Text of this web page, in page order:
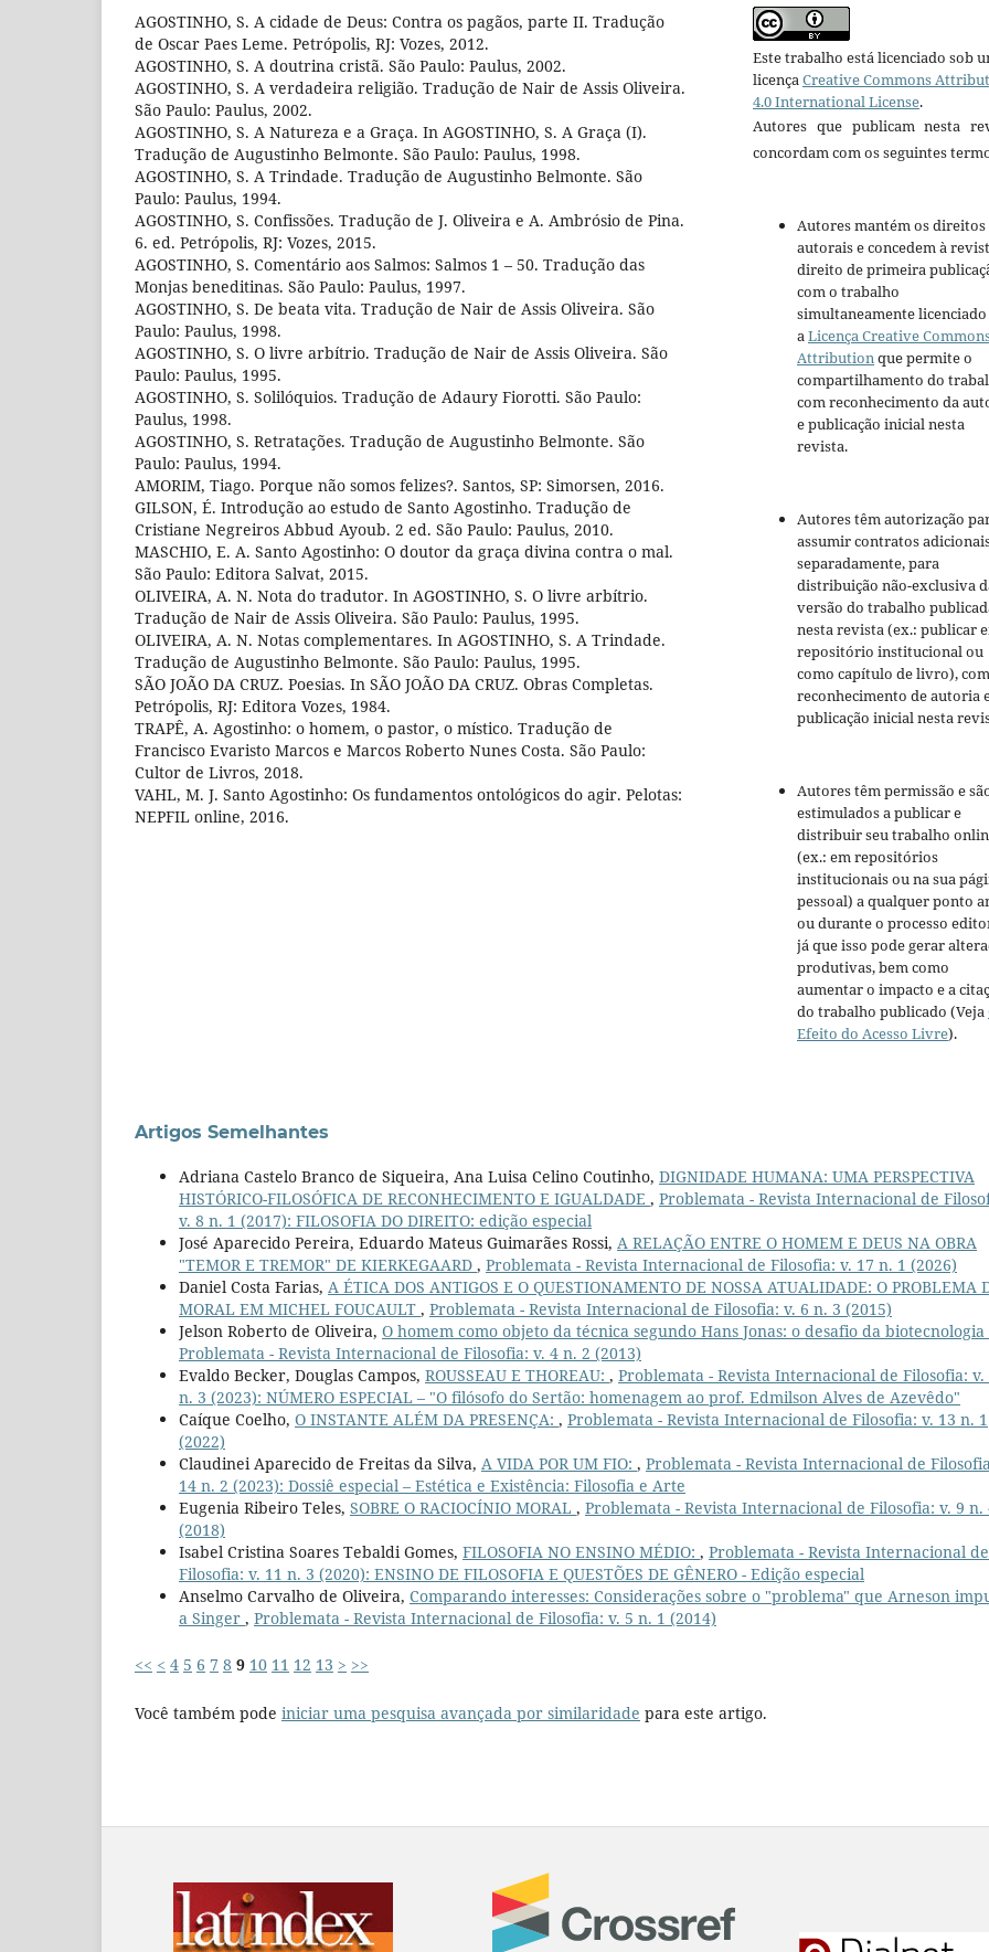
AGOSTINHO, S. A cidade de Deus: Contra os pagãos, parte II. Tradução
de Oscar Paes Leme. Petrópolis, RJ: Vozes, 2012.
AGOSTINHO, S. A doutrina cristã. São Paulo: Paulus, 2002.
AGOSTINHO, S. A verdadeira religião. Tradução de Nair de Assis Oliveira.
São Paulo: Paulus, 2002.
AGOSTINHO, S. A Natureza e a Graça. In AGOSTINHO, S. A Graça (I).
Tradução de Augustinho Belmonte. São Paulo: Paulus, 1998.
AGOSTINHO, S. A Trindade. Tradução de Augustinho Belmonte. São
Paulo: Paulus, 1994.
AGOSTINHO, S. Confissões. Tradução de J. Oliveira e A. Ambrósio de Pina.
6. ed. Petrópolis, RJ: Vozes, 2015.
AGOSTINHO, S. Comentário aos Salmos: Salmos 1 – 50. Tradução das
Monjas beneditinas. São Paulo: Paulus, 1997.
AGOSTINHO, S. De beata vita. Tradução de Nair de Assis Oliveira. São
Paulo: Paulus, 1998.
AGOSTINHO, S. O livre arbítrio. Tradução de Nair de Assis Oliveira. São
Paulo: Paulus, 1995.
AGOSTINHO, S. Solilóquios. Tradução de Adaury Fiorotti. São Paulo:
Paulus, 1998.
AGOSTINHO, S. Retratações. Tradução de Augustinho Belmonte. São
Paulo: Paulus, 1994.
AMORIM, Tiago. Porque não somos felizes?. Santos, SP: Simorsen, 2016.
GILSON, É. Introdução ao estudo de Santo Agostinho. Tradução de
Cristiane Negreiros Abbud Ayoub. 2 ed. São Paulo: Paulus, 2010.
MASCHIO, E. A. Santo Agostinho: O doutor da graça divina contra o mal.
São Paulo: Editora Salvat, 2015.
OLIVEIRA, A. N. Nota do tradutor. In AGOSTINHO, S. O livre arbítrio.
Tradução de Nair de Assis Oliveira. São Paulo: Paulus, 1995.
OLIVEIRA, A. N. Notas complementares. In AGOSTINHO, S. A Trindade.
Tradução de Augustinho Belmonte. São Paulo: Paulus, 1995.
SÃO JOÃO DA CRUZ. Poesias. In SÃO JOÃO DA CRUZ. Obras Completas.
Petrópolis, RJ: Editora Vozes, 1984.
TRAPÊ, A. Agostinho: o homem, o pastor, o místico. Tradução de
Francisco Evaristo Marcos e Marcos Roberto Nunes Costa. São Paulo:
Cultor de Livros, 2018.
VAHL, M. J. Santo Agostinho: Os fundamentos ontológicos do agir. Pelotas:
NEPFIL online, 2016.
Este trabalho está licenciado sob
licençaCreative Commons
4.0 International License.
Autores que publicam nesta
concordam com os seguintes
Autores mantém os direitos
autorais e concedem à
direito de primeira
com o trabalho
simultaneamente
aLicença Creative
Attributionque permite o
compartilhamento do
com reconhecimento da
e publicação inicial nesta
revista.
Autores têm autorização
assumir contratos
separadamente, para
distribuição não-exclusiva
versão do trabalho
nesta revista (ex.: publicar
repositório institucional ou
como capítulo de livro), com
reconhecimento de autoria
publicação inicial nesta
Autores têm permissão e
estimulados a publicar e
distribuir seu trabalho
(ex.: em repositórios
institucionais ou na sua
pessoal) a qualquer ponto
ou durante o processo
já que isso pode gerar
produtivas, bem como
aumentar o impacto e a
do trabalho publicado (Veja
Efeito do Acesso Livre).
Artigos Semelhantes
Adriana Castelo Branco de Siqueira, Ana Luisa Celino Coutinho, DIGNIDADE HUMANA: UMA PERSPECTIVA
HISTÓRICO-FILOSÓFICA DE RECONHECIMENTO E IGUALDADE , Problemata - Revista Internacional de
v. 8 n. 1 (2017): FILOSOFIA DO DIREITO: edição especial
José Aparecido Pereira, Eduardo Mateus Guimarães Rossi, A RELAÇÃO ENTRE O HOMEM E DEUS NA OBRA
"TEMOR E TREMOR" DE KIERKEGAARD , Problemata - Revista Internacional de Filosofia: v. 17 n. 1 (2026)
Daniel Costa Farias, A ÉTICA DOS ANTIGOS E O QUESTIONAMENTO DE NOSSA ATUALIDADE: O PROBLEMA
MORAL EM MICHEL FOUCAULT , Problemata - Revista Internacional de Filosofia: v. 6 n. 3 (2015)
Jelson Roberto de Oliveira, O homem como objeto da técnica segundo Hans Jonas: o desafio da biotecnologia
Problemata - Revista Internacional de Filosofia: v. 4 n. 2 (2013)
Evaldo Becker, Douglas Campos, ROUSSEAU E THOREAU: , Problemata - Revista Internacional de Filosofia: v.
n. 3 (2023): NÚMERO ESPECIAL – "O filósofo do Sertão: homenagem ao prof. Edmilson Alves de Azevêdo"
Caíque Coelho, O INSTANTE ALÉM DA PRESENÇA: , Problemata - Revista Internacional de Filosofia: v. 13 n. 1
(2022)
Claudinei Aparecido de Freitas da Silva, A VIDA POR UM FIO: , Problemata - Revista Internacional de
14 n. 2 (2023): Dossiê especial – Estética e Existência: Filosofia e Arte
Eugenia Ribeiro Teles, SOBRE O RACIOCÍNIO MORAL , Problemata - Revista Internacional de Filosofia: v. 9 n.
(2018)
Isabel Cristina Soares Tebaldi Gomes, FILOSOFIA NO ENSINO MÉDIO: , Problemata - Revista Internacional de
Filosofia: v. 11 n. 3 (2020): ENSINO DE FILOSOFIA E QUESTÕES DE GÊNERO - Edição especial
Anselmo Carvalho de Oliveira, Comparando interesses: Considerações sobre o "problema" que Arneson
a Singer , Problemata - Revista Internacional de Filosofia: v. 5 n. 1 (2014)
<< < 4 5 6 7 8 9 10 11 12 13 > >>
Você também pode iniciar uma pesquisa avançada por similaridade para este artigo.